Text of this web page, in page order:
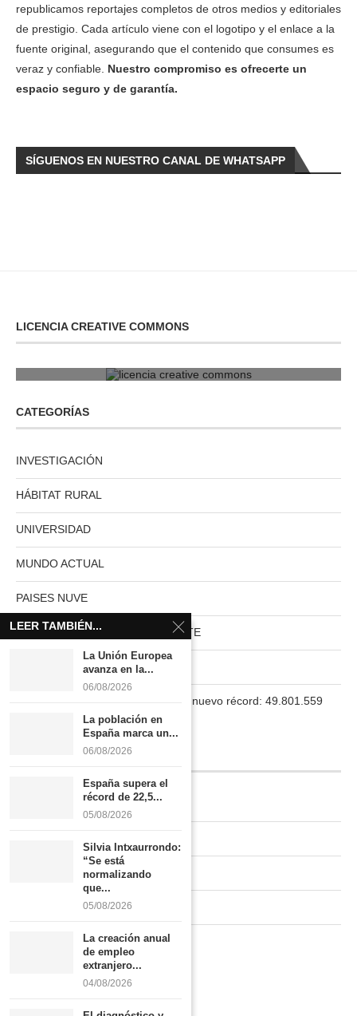
republicamos reportajes completos de otros medios y editoriales
de prestigio. Cada artículo viene con el logotipo y el enlace a la
fuente original, asegurando que el contenido que consumes es
veraz y confiable. Nuestro compromiso es ofrecerte un
espacio seguro y de garantía.
SÍGUENOS EN NUESTRO CANAL DE WHATSAPP
LICENCIA CREATIVE COMMONS
CATEGORÍAS
INVESTIGACIÓN
HÁBITAT RURAL
UNIVERSIDAD
MUNDO ACTUAL
PAISES NUVE
HABITAT RURAL AUTOSUFICIENTE
La población en España marca un nuevo récord: 49.801.559
INFORMACIÓN
Quiénes somos
Publicidad tarifas
Política de privacidad
LEER TAMBIÉN...
La Unión Europea
avanza en la...
06/08/2026
La población en
España marca un...
06/08/2026
España supera el
récord de 22,5...
05/08/2026
Silvia Intxaurrondo:
“Se está
normalizando
que...
05/08/2026
La creación anual
de empleo
extranjero...
04/08/2026